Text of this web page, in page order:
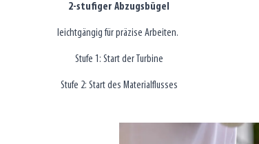
2-stufiger Abzugsbügel
leichtgängig für präzise Arbeiten.
Stufe 1: Start der Turbine
Stufe 2: Start des Materialflusses